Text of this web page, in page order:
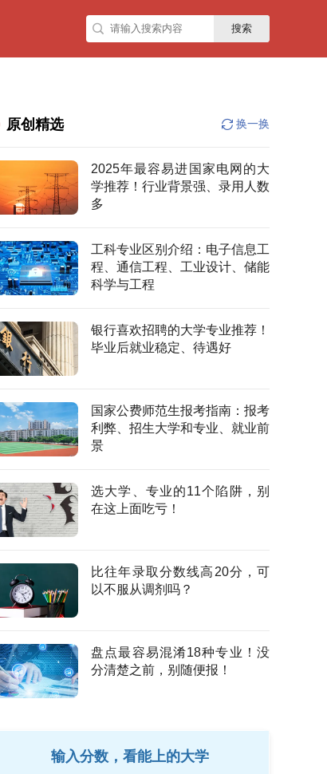
搜索
原创精选 换一换
2025年最容易进国家电网的大
学推荐！行业背景强、录用人数
多
工科专业区别介绍：电子信息工
程、通信工程、工业设计、储能
科学与工程
银行喜欢招聘的大学专业推荐！
毕业后就业稳定、待遇好
国家公费师范生报考指南：报考
利弊、招生大学和专业、就业前
景
选大学、专业的11个陷阱，别
在这上面吃亏！
比往年录取分数线高20分，可
以不服从调剂吗？
盘点最容易混淆18种专业！没
分清楚之前，别随便报！
输入分数，看能上的大学